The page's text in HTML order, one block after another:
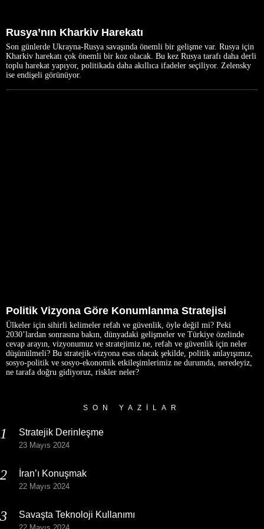
Rusya’nın Kharkiv Harekatı
Son günlerde Ukrayna-Rusya savaşında önemli bir gelişme var. Rusya için
Kharkiv harekatı çok önemli bir koz olacak. Bu kez Rusya tarafı daha derli
toplu harekat yapıyor, politikada daha akıllıca ifadeler seçiliyor. Zelensky
ise endişeli görünüyor.
Politik Vizyona Göre Konumlanma Stratejisi
Ülkeler için sihirli kelimeler refah ve güvenlik, öyle değil mi? Peki
2030’lardan sonrasına bakın, dünyadaki gelişmeler ve Türkiye özelinde
cevap arayın, vizyonumuz ve stratejimiz ne, refah ve güvenlik için neler
düşünülmeli? Bu stratejik-vizyona esas olacak şekilde, politik anlayışımız,
sosyo-politik ve sosyo-ekonomik etkileşimlerimiz ne durumda, neredeyiz,
ne tarafa doğru gidiyoruz, riskler neler?
SON YAZILAR
Stratejik Derinleşme
23 Mayıs 2024
İran’ı Konuşmak
22 Mayıs 2024
Savaşta Teknoloji Kullanımı